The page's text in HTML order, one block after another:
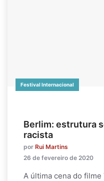
Festival Internacional
Berlim: estrutura
racista
por Rui Martins
26 de fevereiro de 2020
A última cena do